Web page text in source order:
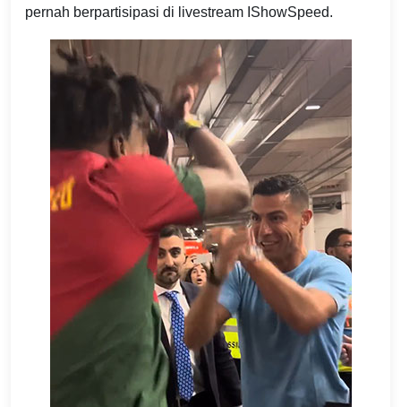
pernah berpartisipasi di livestream IShowSpeed.